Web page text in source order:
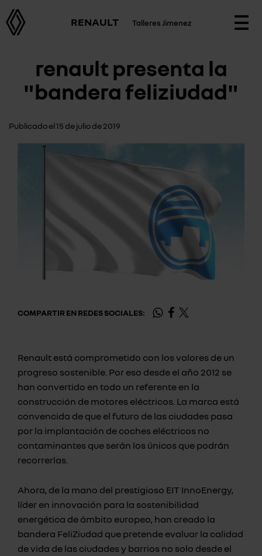
RENAULT Talleres Jimenez
renault presenta la
"bandera feliziudad"
Publicado el 15 de julio de 2019
COMPARTIR EN REDES SOCIALES:
Renault está comprometido con los valores de un
progreso sostenible. Por eso desde el año 2012 se
han convertido en todo un referente en la
construcción de motores eléctricos. La marca está
convencida de que el futuro de las ciudades pasa
por la implantación de coches eléctricos no
contaminantes que serán los únicos que podrán
recorrerlas.
Ahora, de la mano del prestigioso EIT InnoEnergy,
líder en innovación para la sostenibilidad
energética de ámbito europeo, han creado la
bandera FeliZiudad que pretende evaluar la calidad
de vida de las ciudades y barrios no solo desde el